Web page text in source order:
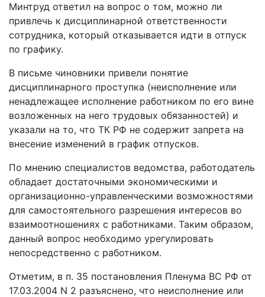
Минтруд ответил на вопрос о том, можно ли
привлечь к дисциплинарной ответственности
сотрудника, который отказывается идти в отпуск
по графику.
В письме чиновники привели понятие
дисциплинарного проступка (неисполнение или
ненадлежащее исполнение работником по его вине
возложенных на него трудовых обязанностей) и
указали на то, что ТК РФ не содержит запрета на
внесение изменений в график отпусков.
По мнению специалистов ведомства, работодатель
обладает достаточными экономическими и
организационно-управленческими возможностями
для самостоятельного разрешения интересов во
взаимоотношениях с работниками. Таким образом,
данный вопрос необходимо урегулировать
непосредственно с работником.
Отметим, в п. 35 постановления Пленума ВС РФ от
17.03.2004 N 2 разъяснено, что неисполнение или